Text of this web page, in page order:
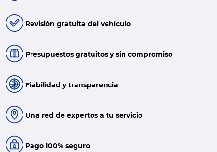
Revisión gratuita del vehículo
Presupuestos gratuitos y sin compromiso
Fiabilidad y transparencia
Una red de expertos a tu servicio
Pago 100% seguro